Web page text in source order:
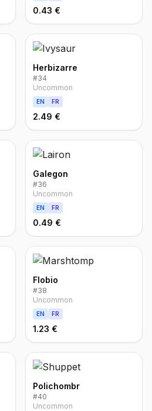
0.43 €
Herbizarre
#34
Uncommon
EN FR
2.49 €
Galegon
#36
Uncommon
EN FR
0.49 €
Flobio
#38
Uncommon
EN FR
1.23 €
Polichombr
#40
Uncommon